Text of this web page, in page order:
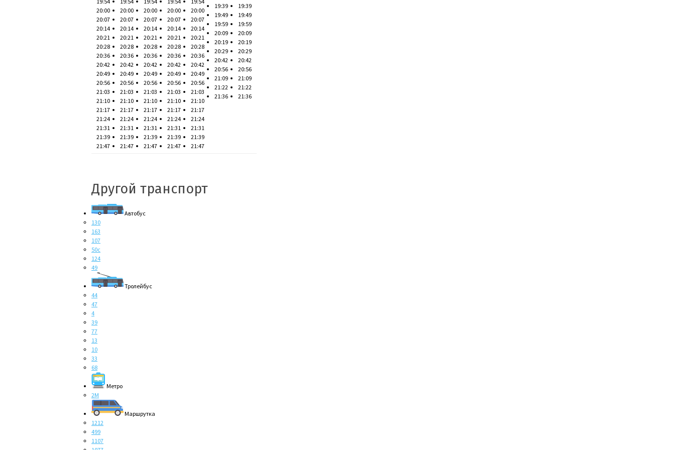
20:00
20:07
20:14
20:21
20:28
20:36
20:42
20:49
20:56
21:03
21:10
21:17
21:24
21:31
21:39
21:47
20:00
20:07
20:14
20:21
20:28
20:36
20:42
20:49
20:56
21:03
21:10
21:17
21:24
21:31
21:39
21:47
20:00
20:07
20:14
20:21
20:28
20:36
20:42
20:49
20:56
21:03
21:10
21:17
21:24
21:31
21:39
21:47
20:00
20:07
20:14
20:21
20:28
20:36
20:42
20:49
20:56
21:03
21:10
21:17
21:24
21:31
21:39
21:47
20:00
20:07
20:14
20:21
20:28
20:36
20:42
20:49
20:56
21:03
21:10
21:17
21:24
21:31
21:39
21:47
19:39
19:49
19:59
20:09
20:19
20:29
20:42
20:56
21:09
21:22
21:36
19:39
19:49
19:59
20:09
20:19
20:29
20:42
20:56
21:09
21:22
21:36
Другой транспорт
Автобус
130
163
107
50с
124
49
Тролейбус
44
47
4
39
77
13
10
33
68
Метро
2M
Маршрутка
1212
499
1107